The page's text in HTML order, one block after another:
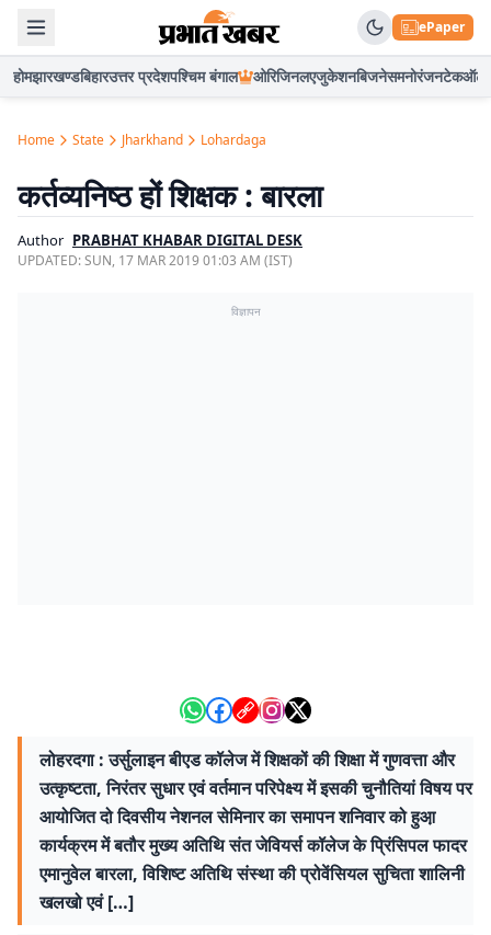
ePaper
होमझारखण्डबिहारउत्तर प्रदेशपश्चिम बंगाल ओरिजिनलएजुकेशनबिजनेसमनोरंजनटेकऑटो
Home State Jharkhand Lohardaga
कर्तव्यनिष्ठ हों शिक्षक : बारला
Author PRABHAT KHABAR DIGITAL DESK
UPDATED:SUN, 17 MAR 2019 01:03 AM (IST)
विज्ञापन
लोहरदगा : उर्सुलाइन बीएड कॉलेज में शिक्षकों की शिक्षा में गुणवत्ता और
उत्कृष्टता, निरंतर सुधार एवं वर्तमान परिपेक्ष्य में इसकी चुनौतियां विषय पर
आयोजित दो दिवसीय नेशनल सेमिनार का समापन शनिवार को हुआ़
कार्यक्रम में बतौर मुख्य अतिथि संत जेवियर्स कॉलेज के प्रिंसिपल फादर
एमानुवेल बारला, विशिष्ट अतिथि संस्था की प्रोवेंसियल सुचिता शालिनी
खलखो एवं […]